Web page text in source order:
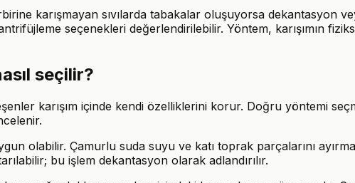
karışmayan sıvılarda tabakalar oluşuyorsa dekantasyon
seçenekleri değerlendirilebilir. Yöntem, karışımın
seçilir?
karışım içinde kendi özelliklerini korur. Doğru yöntemi
olabilir. Çamurlu suda suyu ve katı toprak parçalarını
bu işlem dekantasyon olarak adlandırılır.